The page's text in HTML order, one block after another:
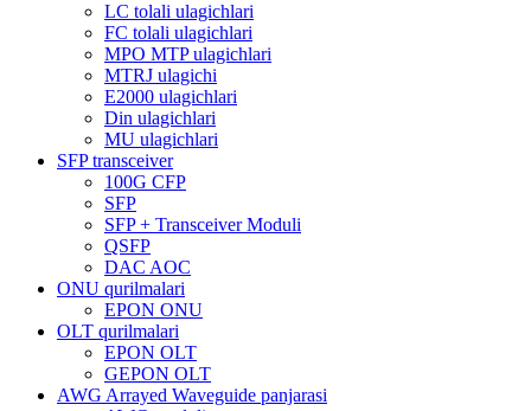
LC tolali ulagichlari
FC tolali ulagichlari
MPO MTP ulagichlari
MTRJ ulagichi
E2000 ulagichlari
Din ulagichlari
MU ulagichlari
SFP transceiver
100G CFP
SFP
SFP + Transceiver Moduli
QSFP
DAC AOC
ONU qurilmalari
EPON ONU
OLT qurilmalari
EPON OLT
GEPON OLT
AWG Arrayed Waveguide panjarasi